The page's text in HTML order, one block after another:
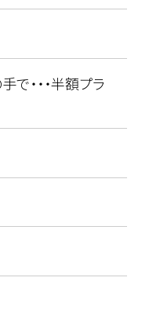
で・・・半額プラ